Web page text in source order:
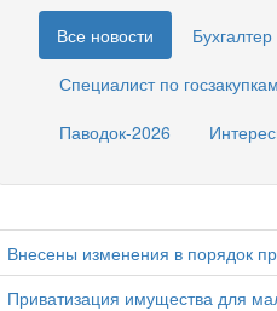
Все новости
Бухгалтер
Специалист по госзакупкам
Паводок-2026
Внесены изменения в порядок
Приватизация имущества для